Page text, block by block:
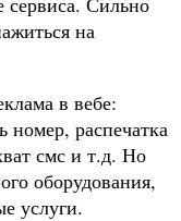
на
в вебе:
номер, распечатка
смс и т.д. Но
оборудования,
услуги.